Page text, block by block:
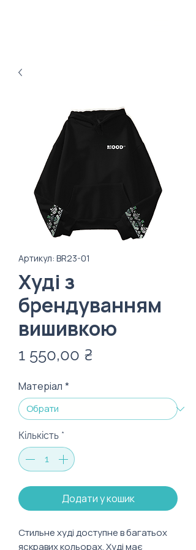
Артикул: BR23-01
Худі з
брендуванням
вишивкою
1 550,00 ₴
Матеріал *
Кількість *
Додати у кошик
Стильне худі доступне в багатьох
яскравих кольорах. Худі має